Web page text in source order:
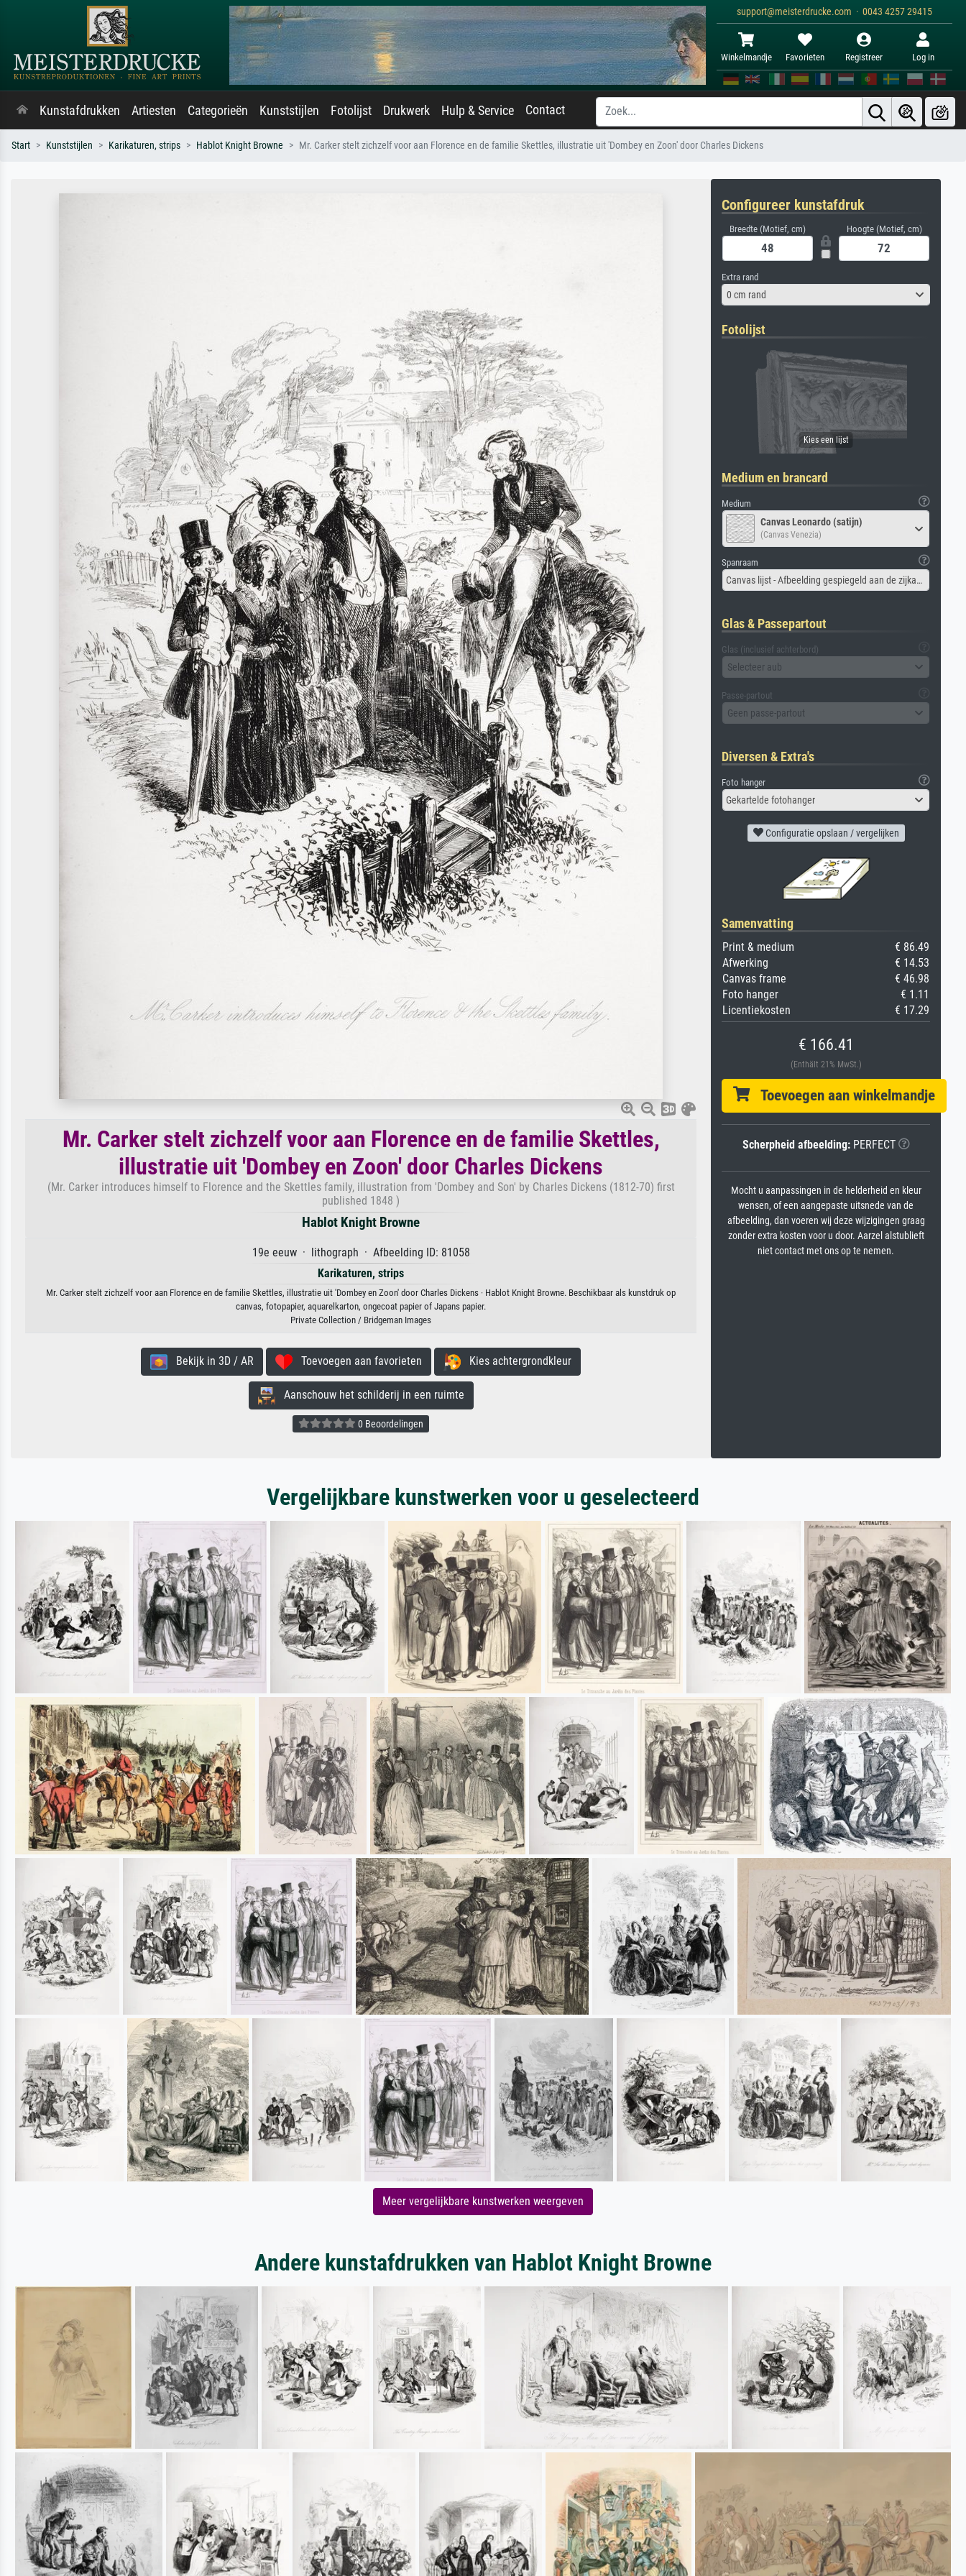
support@meisterdrucke.com · 0043 4257 29415
Winkelmandje Favorieten Registreer Log in
Kunstafdrukken Artiesten Categorieën Kunststijlen Fotolijst Drukwerk Hulp & Service Contact
Start Kunststijlen Karikaturen, strips Hablot Knight Browne Mr. Carker stelt zichzelf voor aan Florence en de familie Skettles, illustratie uit 'Dombey en Zoon' door Charles Dickens
Mr. Carker stelt zichzelf voor aan Florence en de familie Skettles,
illustratie uit 'Dombey en Zoon' door Charles Dickens
(Mr. Carker introduces himself to Florence and the Skettles family, illustration from 'Dombey and Son' by Charles Dickens (1812-70) first
published 1848 )
Hablot Knight Browne
19e eeuw · lithograph · Afbeelding ID: 81058
Karikaturen, strips
Mr. Carker stelt zichzelf voor aan Florence en de familie Skettles, illustratie uit 'Dombey en Zoon' door Charles Dickens · Hablot Knight Browne. Beschikbaar als kunstdruk op
canvas, fotopapier, aquarelkarton, ongecoat papier of Japans papier.
Private Collection / Bridgeman Images
Bekijk in 3D / AR Toevoegen aan favorieten Kies achtergrondkleur
Aanschouw het schilderij in een ruimte
0 Beoordelingen
Configureer kunstafdruk
Breedte (Motief, cm) Hoogte (Motief, cm)
Extra rand
0 cm rand
Fotolijst
Medium en brancard
Medium
Canvas Leonardo (satijn)
(Canvas Venezia)
Spanraam
Canvas lijst - Afbeelding gespiegeld aan de zijkant
Glas & Passepartout
Glas (inclusief achterbord)
Selecteer aub
Passe-partout
Geen passe-partout
Diversen & Extra's
Foto hanger
Gekartelde fotohanger
Configuratie opslaan / vergelijken
Samenvatting
Print & medium
€ 86.49
Afwerking
€ 14.53
Canvas frame
€ 46.98
Foto hanger
€ 1.11
Licentiekosten
€ 17.29
€ 166.41
(Enthält 21% MwSt.)
Toevoegen aan winkelmandje
Scherpheid afbeelding:PERFECT
Mocht u aanpassingen in de helderheid en kleur
wensen, of een aangepaste uitsnede van de
afbeelding, dan voeren wij deze wijzigingen graag
zonder extra kosten voor u door. Aarzel alstublieft
niet contact met ons op te nemen.
Vergelijkbare kunstwerken voor u geselecteerd
Meer vergelijkbare kunstwerken weergeven
Andere kunstafdrukken van Hablot Knight Browne